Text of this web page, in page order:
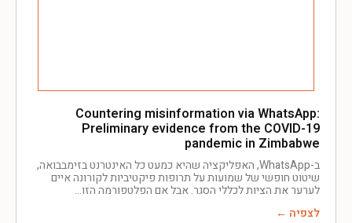
Countering misinformation via WhatsApp:
Preliminary evidence from the COVID-19
pandemic in Zimbabwe
ב-WhatsApp, האפליקציה שהיא כמעט כל האינטרנט בזימבבואה,
שיטוט חופשי של שמועות על תרופות פיקטיביות לקורונה איים
לערער את הציות לכללי הסגר. אבל אם הפלטפורמה הזו
לצפיה ←